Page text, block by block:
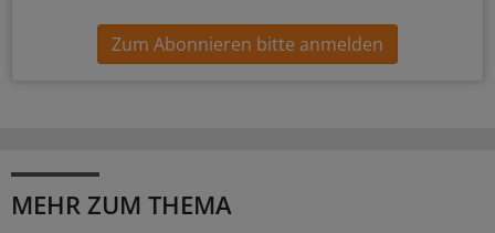
Zum Abonnieren bitte anmelden
MEHR ZUM THEMA